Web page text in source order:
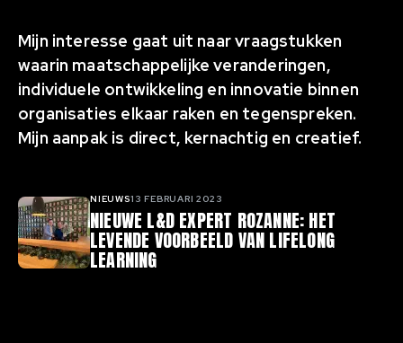
Mijn interesse gaat uit naar vraagstukken
waarin maatschappelijke veranderingen,
individuele ontwikkeling en innovatie binnen
organisaties elkaar raken en tegenspreken.
Mijn aanpak is direct, kernachtig en creatief.
Gerelateerde artikelen
NIEUWE L&D EXPERT ROZANNE: HET
LEVENDE VOORBEELD VAN LIFELONG
LEARNING
NIEUWS13 FEBRUARI 2023